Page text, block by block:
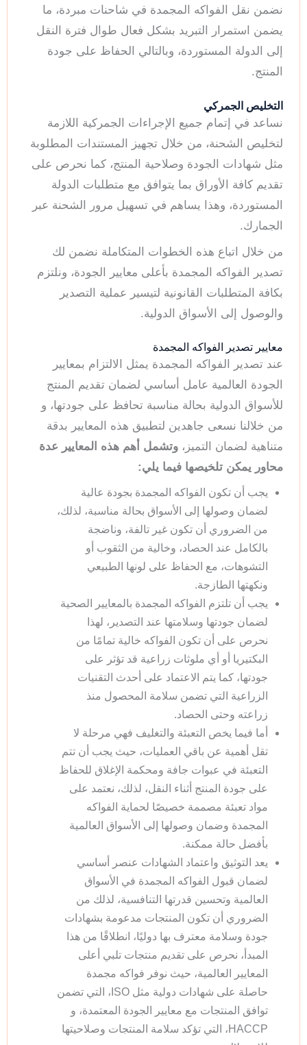
نضمن نقل الفواكه المجمدة في شاحنات مبردة، ما
يضمن استمرار التبريد بشكل فعال طوال فترة النقل
إلى الدولة المستوردة، وبالتالي الحفاظ على جودة
المنتج.
التخليص الجمركي
نساعد في إتمام جميع الإجراءات الجمركية اللازمة
لتخليص الشحنة، من خلال تجهيز المستندات المطلوبة
مثل شهادات الجودة وصلاحية المنتج، كما نحرص على
تقديم كافة الأوراق بما يتوافق مع متطلبات الدولة
المستوردة، وهذا يساهم في تسهيل مرور الشحنة عبر
الجمارك.
من خلال اتباع هذه الخطوات المتكاملة نضمن لك
تصدير الفواكه المجمدة بأعلى معايير الجودة، ونلتزم
بكافة المتطلبات القانونية لتيسير عملية التصدير
والوصول إلى الأسواق الدولية.
معايير تصدير الفواكه المجمدة
عند تصدير الفواكه المجمدة يمثل الالتزام بمعايير
الجودة العالمية عامل أساسي لضمان تقديم المنتج
للأسواق الدولية بحالة مناسبة تحافظ على جودتها، و
من خلالنا نسعى جاهدين لتطبيق هذه المعايير بدقة
متناهية لضمان التميز، وتشمل أهم هذه المعايير عدة
محاور يمكن تلخيصها فيما يلي:
يجب أن تكون الفواكه المجمدة بجودة عالية
لضمان وصولها إلى الأسواق بحالة مناسبة، لذلك،
من الضروري أن تكون غير تالفة، وناضجة
بالكامل عند الحصاد، وخالية من الثقوب أو
التشوهات، مع الحفاظ على لونها الطبيعي
ونكهتها الطازجة.
يجب أن تلتزم الفواكه المجمدة بالمعايير الصحية
لضمان جودتها وسلامتها عند التصدير، لهذا
نحرص على أن تكون الفواكه خالية تمامًا من
البكتيريا أو أي ملوثات زراعية قد تؤثر على
جودتها، كما يتم الاعتماد على أحدث التقنيات
الزراعية التي تضمن سلامة المحصول منذ
زراعته وحتى الحصاد.
أما فيما يخص التعبئة والتغليف فهي مرحلة لا
تقل أهمية عن باقي العمليات، حيث يجب أن تتم
التعبئة في عبوات جافة ومحكمة الإغلاق للحفاظ
على جودة المنتج أثناء النقل، لذلك، نعتمد على
مواد تعبئة مصممة خصيصًا لحماية الفواكه
المجمدة وضمان وصولها إلى الأسواق العالمية
بأفضل حالة ممكنة.
يعد التوثيق واعتماد الشهادات عنصر أساسي
لضمان قبول الفواكه المجمدة في الأسواق
العالمية وتحسين قدرتها التنافسية، لذلك من
الضروري أن تكون المنتجات مدعومة بشهادات
جودة وسلامة معترف بها دوليًا، انطلاقًا من هذا
المبدأ، نحرص على تقديم منتجات تلبي أعلى
المعايير العالمية، حيث نوفر فواكه مجمدة
حاصلة على شهادات دولية مثل ISO، التي تضمن
توافق المنتجات مع معايير الجودة المعتمدة، و
HACCP، التي تؤكد سلامة المنتجات وصلاحيتها